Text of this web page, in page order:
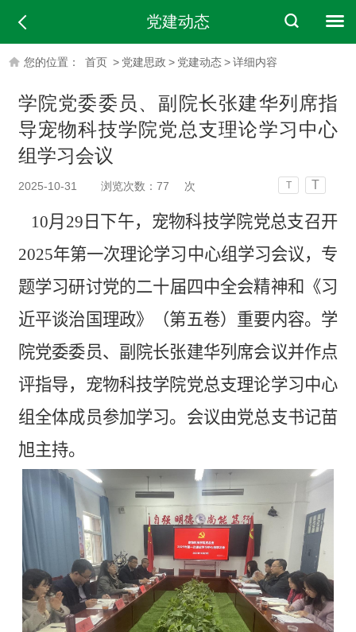
党建动态
您的位置： 首页 > 党建思政 > 党建动态>详细内容
学院党委委员、副院长张建华列席指
导宠物科技学院党总支理论学习中心
组学习会议
2025-10-31 浏览次数： 77 次 T T
10月29日下午，宠物科技学院党总支召开
2025年第一次理论学习中心组学习会议，专
题学习研讨党的二十届四中全会精神和 《习
近平谈治国理政》（第五卷）重要内容。学
院党委委员、副院长张建华列席会议并作点
评指导，宠物科技学院党总支理论学习中心
组全体成员参加学习。会议由党总支书记苗
旭主持。